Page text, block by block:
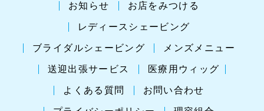
お知らせ お店をみつける
レディースシェービング
ブライダルシェービング メンズメニュー
送迎出張サービス 医療用ウィッグ
よくある質問 お問い合わせ